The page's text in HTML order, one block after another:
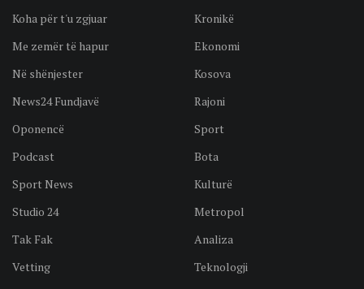
Koha për t'u zgjuar
Me zemër të hapur
Në shënjester
News24 Fundjavë
Oponencë
Podcast
Sport News
Studio 24
Tak Fak
Vetting
Kronikë
Ekonomi
Kosova
Rajoni
Sport
Bota
Kulturë
Metropol
Analiza
Teknologji